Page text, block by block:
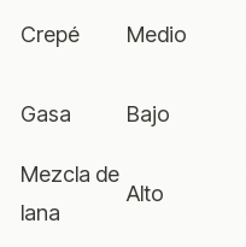
Crepé Medio
Gasa Bajo
Mezcla de
lana
Alto